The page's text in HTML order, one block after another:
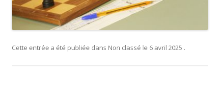
Cette entrée a été publiée dans Non classé le 6 avril 2025 .